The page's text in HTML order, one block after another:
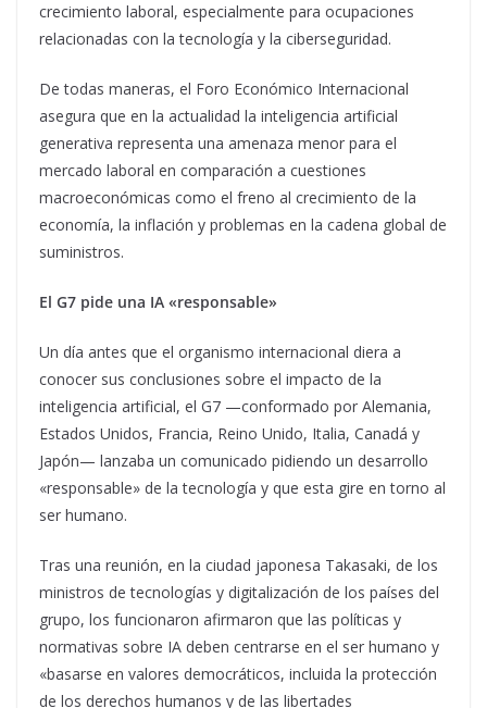
crecimiento laboral, especialmente para ocupaciones
relacionadas con la tecnología y la ciberseguridad.
De todas maneras, el Foro Económico Internacional
asegura que en la actualidad la inteligencia artificial
generativa representa una amenaza menor para el
mercado laboral en comparación a cuestiones
macroeconómicas como el freno al crecimiento de la
economía, la inflación y problemas en la cadena global de
suministros.
El G7 pide una IA «responsable»
Un día antes que el organismo internacional diera a
conocer sus conclusiones sobre el impacto de la
inteligencia artificial, el G7 —conformado por Alemania,
Estados Unidos, Francia, Reino Unido, Italia, Canadá y
Japón— lanzaba un comunicado pidiendo un desarrollo
«responsable» de la tecnología y que esta gire en torno al
ser humano.
Tras una reunión, en la ciudad japonesa Takasaki, de los
ministros de tecnologías y digitalización de los países del
grupo, los funcionaron afirmaron que las políticas y
normativas sobre IA deben centrarse en el ser humano y
«basarse en valores democráticos, incluida la protección
de los derechos humanos y de las libertades